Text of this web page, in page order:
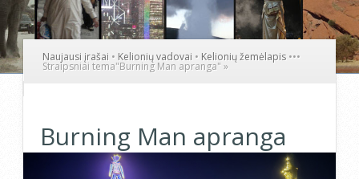
Naujausi įrašai • Kelionių vadovai • Kelionių žemėlapis •••
Straipsniai tema"Burning Man apranga" »
Burning Man apranga